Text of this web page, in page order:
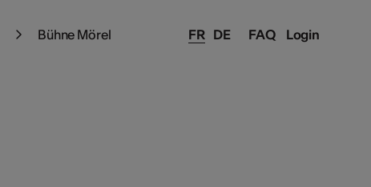
FAQ Login
FR DE
Bühne Mörel